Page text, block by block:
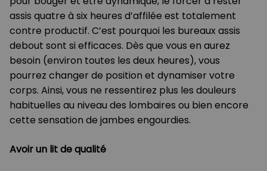
assis quatre à six heures d’affilée est totalement
contre productif. C’est pourquoi les bureaux assis
debout sont si efficaces. Dès que vous en aurez
besoin (environ toutes les deux heures), vous
pourrez changer de position et dynamiser votre
corps. Ainsi, vous ne ressentirez plus les douleurs
habituelles au niveau des lombaires ou bien encore
cette sensation de jambes engourdies.
Avoir un lit de qualité